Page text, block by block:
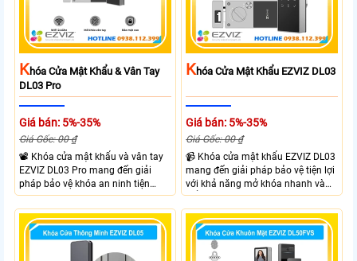
KHóa Cửa Mật Khẩu & Vân Tay
DL03 Pro
Giá bán: 5%-35%
Giá Gốc: 00 ₫
📽 Khóa cửa mật khẩu và vân tay
EZVIZ DL03 Pro mang đến giải
pháp bảo vệ khóa an ninh tiện
dụng và linh hoạt với nhiều hình
thưc mở khóa cùng với thiết kế gọn
gàng và chắc chắn. EZVIZ DL03
Pro hỗ trợ mở khóa nhanh dễ sử
dụng phù hợp cho gia đình và văn
KHóa Cửa Mật Khẩu EZVIZ DL03
Giá bán: 5%-35%
Giá Gốc: 00 ₫
📹 Khóa cửa mật khẩu EZVIZ DL03
mang đến giải pháp bảo vệ tiện lợi
với khả năng mở khóa nhanh và
kiểm soát linh hoạt. Khóa cửa cửa
EZVIZ kết nối trực tiếp với điện
thoại qua APP EZVIZ hỗ trợ theo
dõi và điều khiển khóa cửa từ xa
phù hợp cho nhà ở căn hộ hoặc